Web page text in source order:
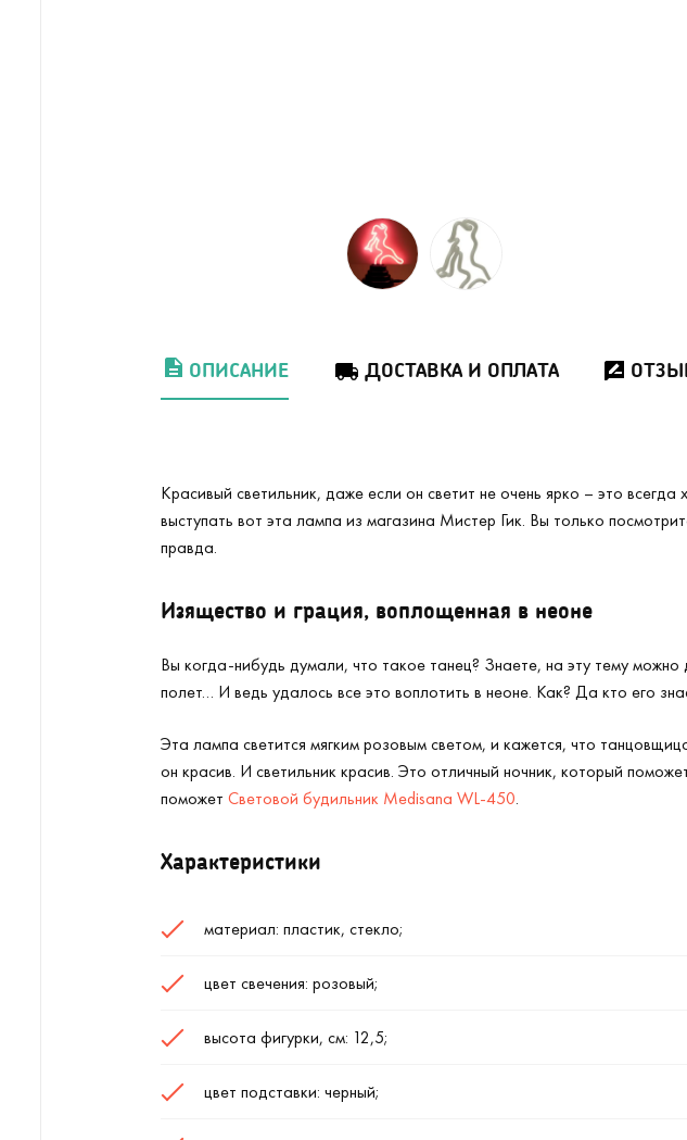
ОПИСАНИЕ ДОСТАВКА И ОПЛАТА
Красивый светильник, даже если он светит не очень ярко – это
выступать вот эта лампа из магазина Мистер Гик. Вы только
правда.
Изящество и грация, воплощенная в неоне
Вы когда-нибудь думали, что такое танец? Знаете, на эту тему
полет… И ведь удалось все это воплотить в неоне. Как? Да кто его
Эта лампа светится мягким розовым светом, и кажется, что
он красив. И светильник красив. Это отличный ночник, который
поможет Световой будильник Medisana WL-450.
Характеристики
материал: пластик, стекло;
цвет свечения: розовый;
высота фигурки, см: 12,5;
цвет подставки: черный;